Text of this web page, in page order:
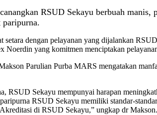
RSUD Sekayu berbuah
setara dengan pelayanan yang dijalankan
yang komitmen menciptakan
Parulian Purba MARS mengatakan
RSUD Sekayu mempunyai harapan
RSUD Sekayu memiliki standar-
di RSUD Sekayu,” ungkap dr Makson.